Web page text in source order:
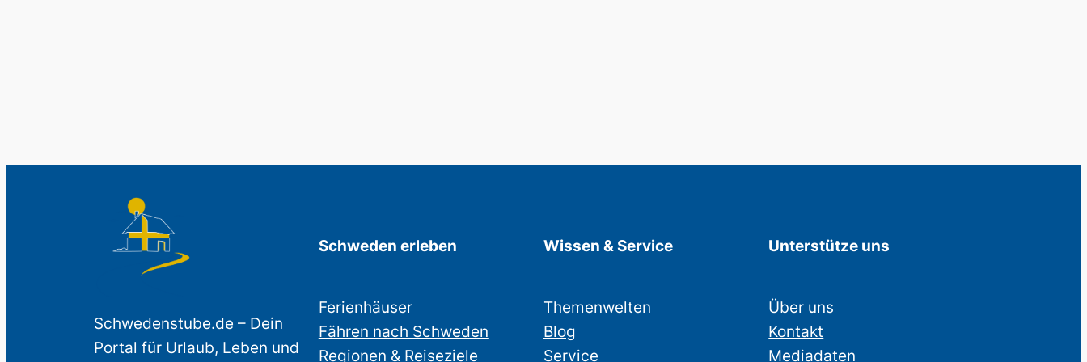
Schwedenstube.de – Dein
Portal für Urlaub, Leben und
Schweden erleben
Ferienhäuser
Fähren nach Schweden
Regionen & Reiseziele
Wissen & Service
Themenwelten
Blog
Service
Unterstütze uns
Über uns
Kontakt
Mediadaten